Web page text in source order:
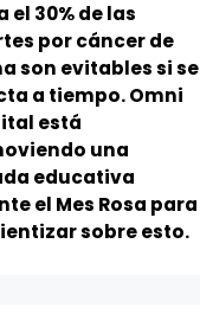
el 30% de las
por cáncer de
son evitables si se
a tiempo. Omni
está
una
educativa
el Mes Rosa para
sobre esto.